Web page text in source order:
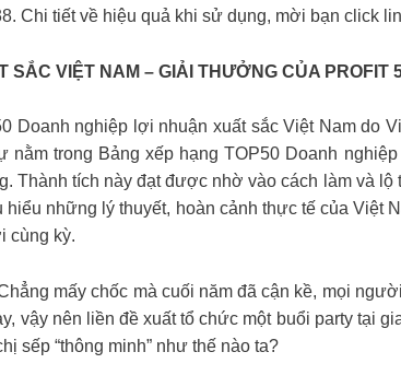
Chi tiết về hiệu quả khi sử dụng, mời bạn click
VIỆT NAM – GIẢI THƯỞNG CỦA PROFIT
Doanh nghiệp lợi nhuận xuất sắc Việt Nam do
trong Bảng xếp hạng TOP50 Doanh
tích này đạt được nhờ vào cách làm và lộ
những lý thuyết, hoàn cảnh thực tế của Việt
cùng kỳ.
mấy chốc mà cuối năm đã cận kề, mọi
vậy nên liền đề xuất tổ chức một buổi party tại
sếp “thông minh” như thế nào ta?